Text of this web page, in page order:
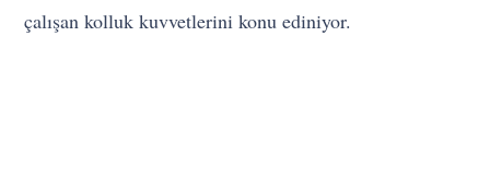
çalışan kolluk kuvvetlerini konu ediniyor.